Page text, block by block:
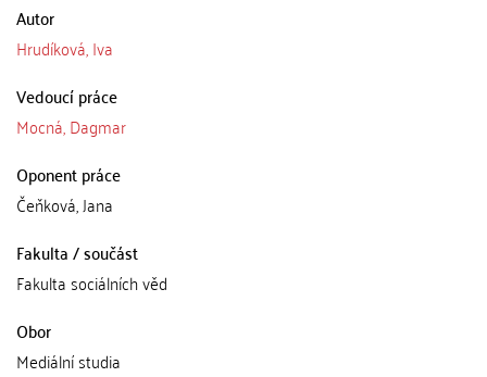
Autor
Hrudíková, Iva
Vedoucí práce
Mocná, Dagmar
Oponent práce
Čeňková, Jana
Fakulta / součást
Fakulta sociálních věd
Obor
Mediální studia